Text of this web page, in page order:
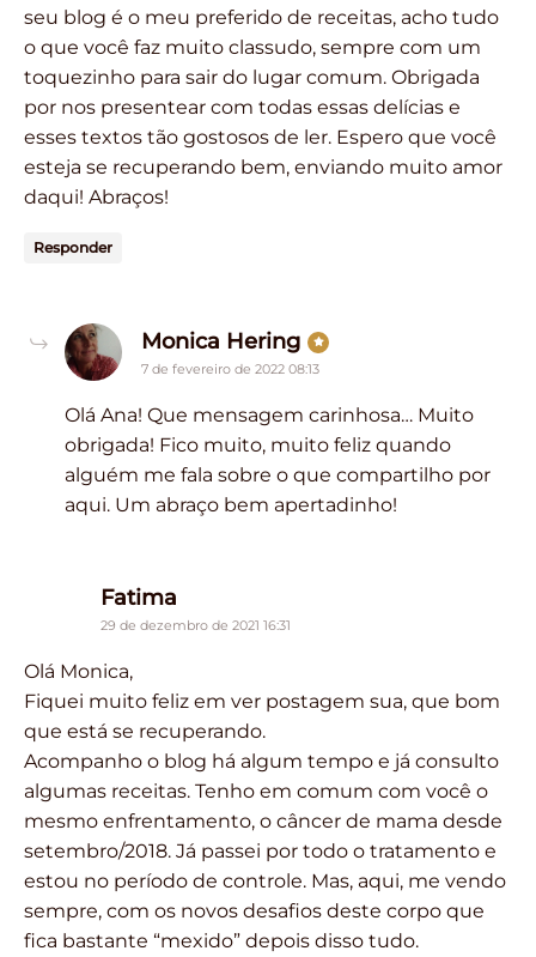
seu blog é o meu preferido de receitas, acho tudo
o que você faz muito classudo, sempre com um
toquezinho para sair do lugar comum. Obrigada
por nos presentear com todas essas delícias e
esses textos tão gostosos de ler. Espero que você
esteja se recuperando bem, enviando muito amor
daqui! Abraços!
Responder
Monica Hering says:
7 de fevereiro de 2022 08:13
Olá Ana! Que mensagem carinhosa… Muito
obrigada! Fico muito, muito feliz quando
alguém me fala sobre o que compartilho por
aqui. Um abraço bem apertadinho!
Fatima
29 de dezembro de 2021 16:31
Olá Monica,
Fiquei muito feliz em ver postagem sua, que bom
que está se recuperando.
Acompanho o blog há algum tempo e já consulto
algumas receitas. Tenho em comum com você o
mesmo enfrentamento, o câncer de mama desde
setembro/2018. Já passei por todo o tratamento e
estou no período de controle. Mas, aqui, me vendo
sempre, com os novos desafios deste corpo que
fica bastante “mexido” depois disso tudo.